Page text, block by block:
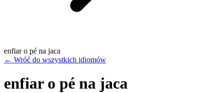
enfiar o pé na jaca
← Wróć do wszystkich idiomów
enfiar o pé na jaca